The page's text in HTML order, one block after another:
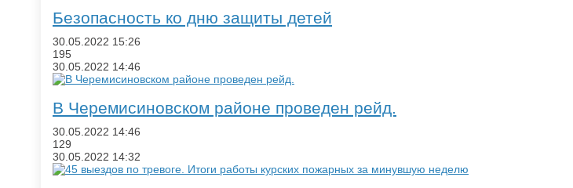
Безопасность ко дню защиты детей
30.05.2022 15:26
195
30.05.2022 14:46
​В Черемисиновском районе проведен рейд.
30.05.2022 14:46
129
30.05.2022 14:32